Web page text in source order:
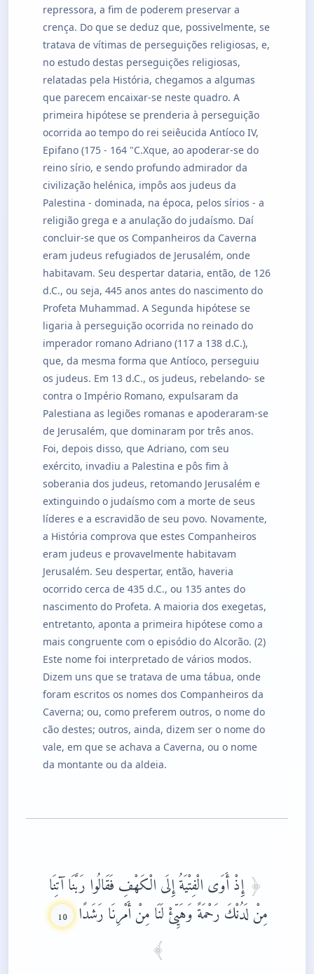
repressora, a fim de poderem preservar a
crença. Do que se deduz que, possivelmente, se
tratava de vítimas de perseguições religiosas, e,
no estudo destas perseguições religiosas,
relatadas pela História, chegamos a algumas
que parecem encaixar-se neste quadro. A
primeira hipótese se prenderia à perseguição
ocorrida ao tempo do rei seiêucida Antíoco IV,
Epifano (175 - 164 "C.Xque, ao apoderar-se do
reino sírio, e sendo profundo admirador da
civilização helénica, impôs aos judeus da
Palestina - dominada, na época, pelos sírios - a
religião grega e a anulação do judaísmo. Daí
concluir-se que os Companheiros da Caverna
eram judeus refugiados de Jerusalém, onde
habitavam. Seu despertar dataria, então, de 126
d.C., ou seja, 445 anos antes do nascimento do
Profeta Muhammad. A Segunda hipótese se
ligaria à perseguição ocorrida no reinado do
imperador romano Adriano (117 a 138 d.C.),
que, da mesma forma que Antíoco, perseguiu
os judeus. Em 13 d.C., os judeus, rebelando- se
contra o Império Romano, expulsaram da
Palestiana as legiões romanas e apoderaram-se
de Jerusalém, que dominaram por três anos.
Foi, depois disso, que Adriano, com seu
exército, invadiu a Palestina e pôs fim à
soberania dos judeus, retomando Jerusalém e
extinguindo o judaísmo com a morte de seus
líderes e a escravidão de seu povo. Novamente,
a História comprova que estes Companheiros
eram judeus e provavelmente habitavam
Jerusalém. Seu despertar, então, haveria
ocorrido cerca de 435 d.C., ou 135 antes do
nascimento do Profeta. A maioria dos exegetas,
entretanto, aponta a primeira hipótese como a
mais congruente com o episódio do Alcorão. (2)
Este nome foi interpretado de vários modos.
Dizem uns que se tratava de uma tábua, onde
foram escritos os nomes dos Companheiros da
Caverna; ou, como preferem outros, o nome do
cão destes; outros, ainda, dizem ser o nome do
vale, em que se achava a Caverna, ou o nome
da montante ou da aldeia.
إِذْ أَوَى الْفِتْيَةُ إِلَى الْكَهْفِ فَقَالُوا رَبَّنَا آتِنَا
مِنْ لَدُنْكَ رَحْمَةً وَهَيِّئْ لَنَا مِنْ أَمْرِنَا رَشَدًا 10